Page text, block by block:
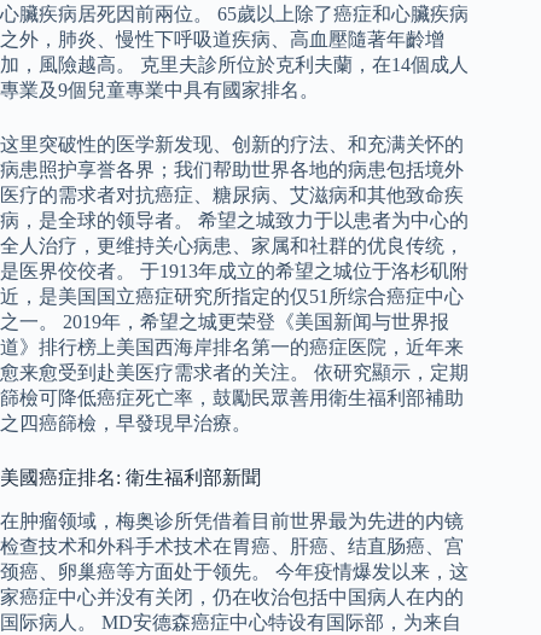
心臟疾病居死因前兩位。 65歲以上除了癌症和心臟疾病
之外，肺炎、慢性下呼吸道疾病、高血壓隨著年齡增
加，風險越高。 克里夫診所位於克利夫蘭，在14個成人
專業及9個兒童專業中具有國家排名。
这里突破性的医学新发现、创新的疗法、和充满关怀的
病患照护享誉各界；我们帮助世界各地的病患包括境外
医疗的需求者对抗癌症、糖尿病、艾滋病和其他致命疾
病，是全球的领导者。 希望之城致力于以患者为中心的
全人治疗，更维持关心病患、家属和社群的优良传统，
是医界佼佼者。 于1913年成立的希望之城位于洛杉矶附
近，是美国国立癌症研究所指定的仅51所综合癌症中心
之一。 2019年，希望之城更荣登《美国新闻与世界报
道》排行榜上美国西海岸排名第一的癌症医院，近年来
愈来愈受到赴美医疗需求者的关注。 依研究顯示，定期
篩檢可降低癌症死亡率，鼓勵民眾善用衛生福利部補助
之四癌篩檢，早發現早治療。
美國癌症排名: 衛生福利部新聞
在肿瘤领域，梅奥诊所凭借着目前世界最为先进的内镜
检查技术和外科手术技术在胃癌、肝癌、结直肠癌、宫
颈癌、卵巢癌等方面处于领先。 今年疫情爆发以来，这
家癌症中心并没有关闭，仍在收治包括中国病人在内的
国际病人。 MD安德森癌症中心特设有国际部，为来自